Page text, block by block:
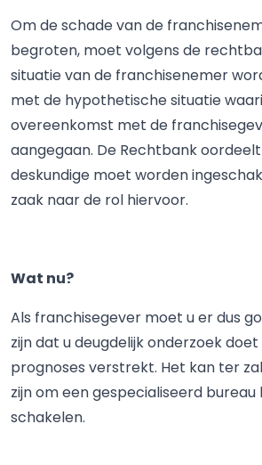
Om de schade van de
begroten, moet volgens de
situatie van de franchisenemer
met de hypothetische situatie
overeenkomst met de
aangegaan. De Rechtbank
deskundige moet worden
zaak naar de rol hiervoor.
Wat nu?
Als franchisegever moet u er dus
zijn dat u deugdelijk onderzoek
prognoses verstrekt. Het kan ter
zijn om een gespecialiseerd
schakelen.